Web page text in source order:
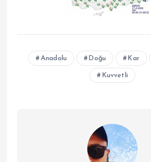
Anadolu Doğu Kar
Kuvvetli